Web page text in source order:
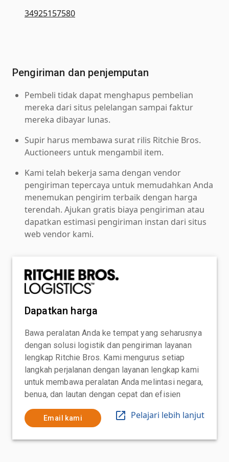
34925157580
Pengiriman dan penjemputan
Pembeli tidak dapat menghapus pembelian
mereka dari situs pelelangan sampai faktur
mereka dibayar lunas.
Supir harus membawa surat rilis Ritchie Bros.
Auctioneers untuk mengambil item.
Kami telah bekerja sama dengan vendor
pengiriman tepercaya untuk memudahkan Anda
menemukan pengirim terbaik dengan harga
terendah. Ajukan gratis biaya pengiriman atau
dapatkan estimasi pengiriman instan dari situs
web vendor kami.
Dapatkan harga
Bawa peralatan Anda ke tempat yang seharusnya
dengan solusi logistik dan pengiriman layanan
lengkap Ritchie Bros. Kami mengurus setiap
langkah perjalanan dengan layanan lengkap kami
untuk membawa peralatan Anda melintasi negara,
benua, dan lautan dengan cepat dan efisien
Email kami Pelajari lebih lanjut